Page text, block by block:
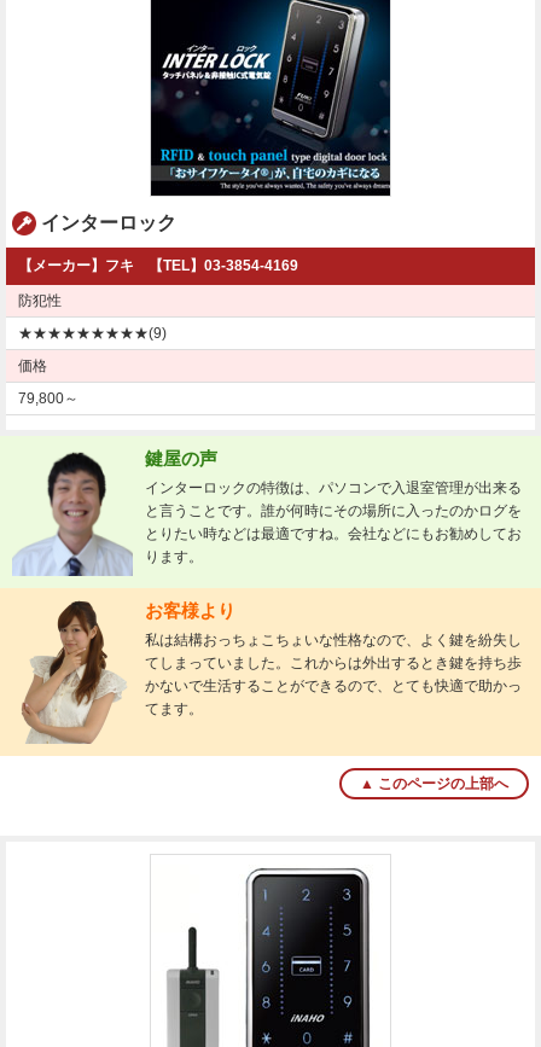
インターロック
【メーカー】フキ 【TEL】03-3854-4169
防犯性
★★★★★★★★★(9)
価格
79,800～
鍵屋の声
インターロックの特徴は、パソコンで入退室管理が出来る
と言うことです。誰が何時にその場所に入ったのかログを
とりたい時などは最適ですね。会社などにもお勧めしてお
ります。
お客様より
私は結構おっちょこちょいな性格なので、よく鍵を紛失し
てしまっていました。これからは外出するとき鍵を持ち歩
かないで生活することができるので、とても快適で助かっ
てます。
▲ このページの上部へ